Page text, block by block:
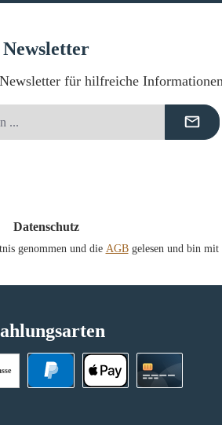
Newsletter
für hilfreiche
Datenschutz
genommen und die AGBgelesen und bin mit